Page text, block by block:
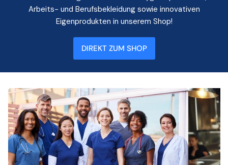
Arbeits- und Berufsbekleidung sowie innovativen
Eigenprodukten in unserem Shop!
DIREKT ZUM SHOP